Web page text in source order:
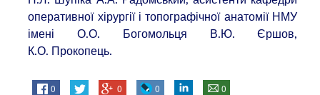
оперативної хірургії і топографічної анатомії НМУ
імені О.О. Богомольця В.Ю. Єршов,
К.О. Прокопець.
0 0 0 0